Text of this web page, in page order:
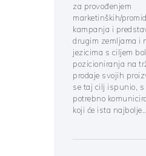
za provođenjem
marketinških/
kampanja i
drugim zemljama i
jezicima s ciljem
pozicioniranja na
prodaje svojih
se taj cilj ispunio,
potrebno
koji će ista najbolje…